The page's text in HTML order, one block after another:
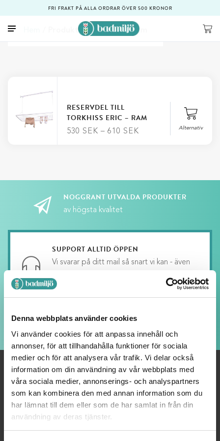
Denna webbplats använder cookies
Vi använder cookies för att anpassa innehåll och
annonser, för att tillhandahålla funktioner för sociala
medier och för att analysera vår trafik. Vi delar också
information om din användning av vår webbplats med
våra sociala medier, annonserings- och analyspartners
som kan kombinera den med annan information som du
har lämnat till dem eller som de har samlat in från din
användning av deras tjänster.
FRI FRAKT PÅ ALLA ORDRAR ÖVER 500 KRONOR
/ Produkt Längd / 70x50 cm
RESERVDEL TILL
TORKHISS ERIC – RAM
530 SEK –610 SEK Alternativ
NOGGRANT UTVALDA PRODUKTER
av högsta kvalitet
SUPPORT ALLTID ÖPPEN
Vi svarar på ditt mail så snart vi kan - även
kvällar och helger, fast med längre svarstid.
LOJALITETSBONUS
Upp till 20% rabatt för medlemmar
OM OSS
Välkommen till Badmiljö! Här hittar du Badrumstillbehör och